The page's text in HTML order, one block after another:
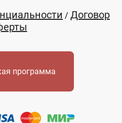
/ Договор
программа